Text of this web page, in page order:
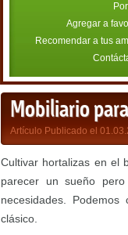
Agregar a
Recomendar a tus
Mobiliario
Artículo Publicado el
Cultivar hortalizas en el
parecer un sueño
necesidades.
clásico.